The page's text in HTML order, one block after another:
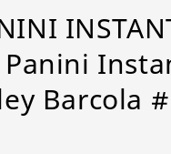
Panini
Barcola